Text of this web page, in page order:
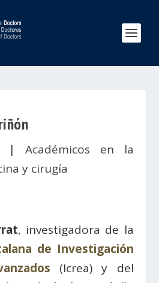
| Académicos en la
y cirugía
, investigadora de la
de Investigación
(Icrea) y del